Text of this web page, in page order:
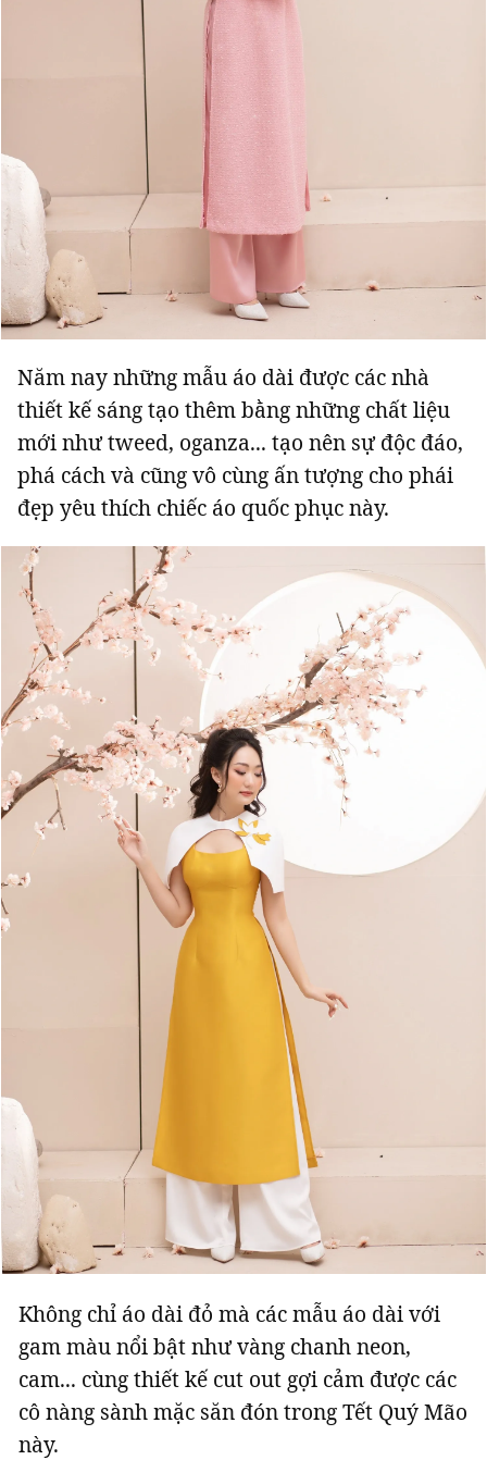
Năm nay những mẫu áo dài được các nhà
thiết kế sáng tạo thêm bằng những chất liệu
mới như tweed, oganza... tạo nên sự độc đáo,
phá cách và cũng vô cùng ấn tượng cho phái
đẹp yêu thích chiếc áo quốc phục này.
Không chỉ áo dài đỏ mà các mẫu áo dài với
gam màu nổi bật như vàng chanh neon,
cam... cùng thiết kế cut out gợi cảm được các
cô nàng sành mặc săn đón trong Tết Quý Mão
này.